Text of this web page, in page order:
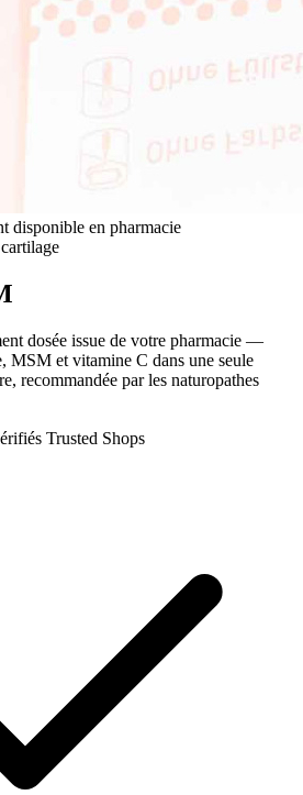
disponible en pharmacie
dosée issue de votre pharmacie —
MSM et vitamine C dans une seule
recommandée par les naturopathes
Trusted Shops